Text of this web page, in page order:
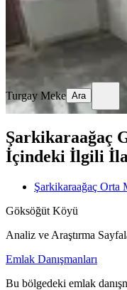
Turgay Meke
Turgay Meke Ara
Şarkikaraağaç
İçindeki İlgili
Şarkikaraağaç Orta
Göksöğüt Köyü
Analiz ve Araştırma
Emlak Danışmanları
Bu bölgedeki emlak